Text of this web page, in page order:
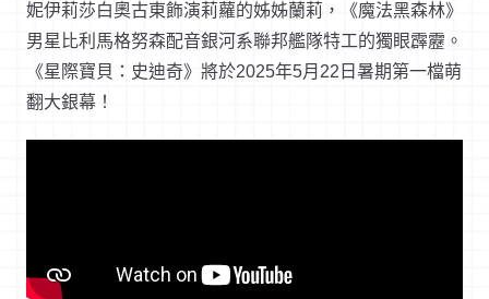
妮伊莉莎白奧古東飾演莉蘿的姊姊蘭莉，《魔法黑森林》
男星比利馬格努森配音銀河系聯邦艦隊特工的獨眼霹靂。
《星際寶貝：史迪奇》將於2025年5月22日暑期第一檔萌
翻大銀幕！